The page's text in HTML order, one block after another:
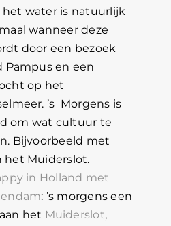
het water is natuurlijk
wanneer deze
door een bezoek
Pampus en een
op het
’s Morgens is
om wat cultuur te
Bijvoorbeeld met
het Muiderslot.
in Holland met
: ’s morgens een
het Muiderslot,